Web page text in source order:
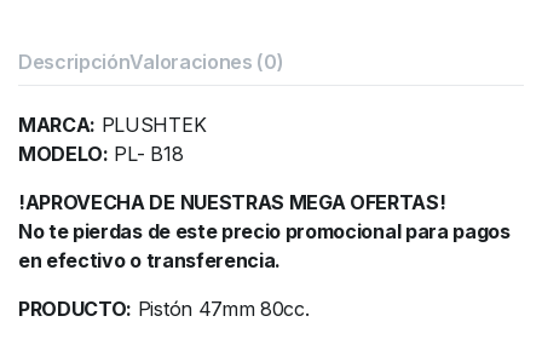
DescripciónValoraciones (0)
MARCA: PLUSHTEK
MODELO: PL- B18
!APROVECHA DE NUESTRAS MEGA OFERTAS!
No te pierdas de este precio promocional para pagos
en efectivo o transferencia.
PRODUCTO: Pistón 47mm 80cc.